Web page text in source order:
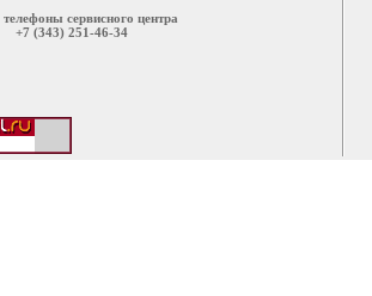
телефоны сервисного центра
+7 (343) 251-46-34